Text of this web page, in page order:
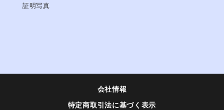
証明写真
会社情報
特定商取引法に基づく表示